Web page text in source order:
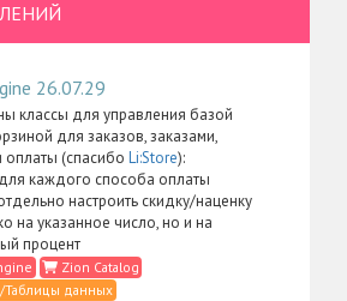
26.07.29
классы для управления базой
для заказов, заказами,
оплаты (спасибо Li:Store):
каждого способа оплаты
настроить скидку/наценку
на указанное число, но и на
процент
Zion Catalog
Таблицы данных